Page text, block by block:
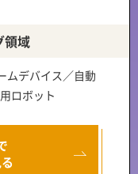
領域
ムデバイス／自動
ロボット